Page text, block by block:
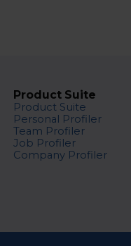
Product Suite
Product Suite
Personal Profiler
Team Profiler
Job Profiler
Company Profiler